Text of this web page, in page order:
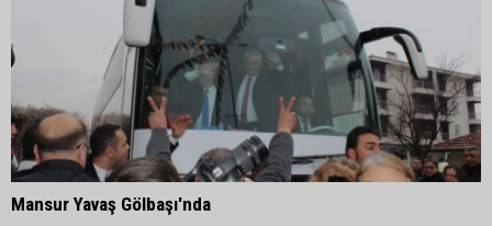
Mansur Yavaş Gölbaşı'nda